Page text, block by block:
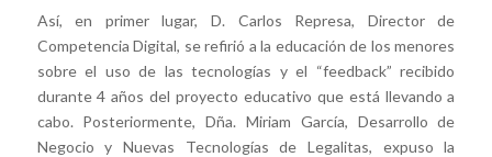
Así, en primer lugar, D. Carlos Represa, Director de
Competencia Digital, se refirió a la educación de los menores
sobre el uso de las tecnologías y el “feedback” recibido
durante 4 años del proyecto educativo que está llevando a
cabo. Posteriormente, Dña. Miriam García, Desarrollo de
Negocio y Nuevas Tecnologías de Legalitas, expuso la